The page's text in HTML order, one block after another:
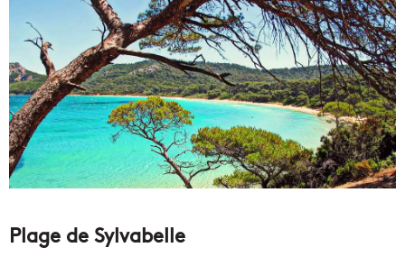
Plage de Sylvabelle